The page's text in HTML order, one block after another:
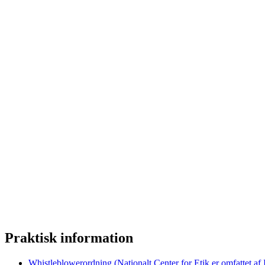
Praktisk information
Whistleblowerordning (Nationalt Center for Etik er omfattet